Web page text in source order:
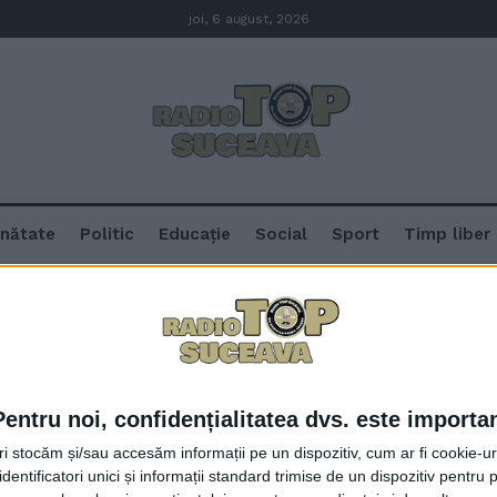
noi, confidențialitatea dvs. este
stocăm și/sau accesăm informații pe un dispozitiv, cum ar fi cookie-
unici și informații standard trimise de un dispozitiv pentru
joi, 6 august, 2026
Politic Educație Social Sport Timp liber
Studentă a USV, premiată de
volumul de debut. Alexia